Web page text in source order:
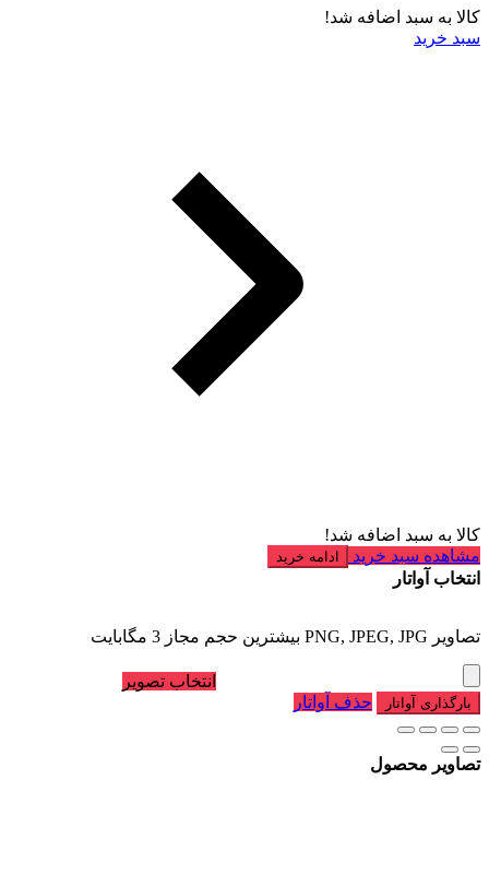
کالا به سبد اضافه شد!
سبد خرید
کالا به سبد اضافه شد!
مشاهده سبد خرید
ادامه خرید
انتخاب آواتار
تصاویر PNG, JPEG, JPG بیشترین حجم مجاز 3 مگابایت
انتخاب تصویر
بارگذاری آواتار حذف آواتار
تصاویر محصول